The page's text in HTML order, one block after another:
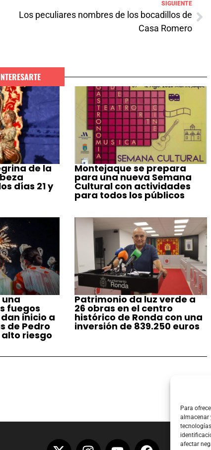
Para
almacenar
afectar
SIGUIENTE
Los peculiares nombres de los bocadillos de
Casa Romero
de la
días 21 y
Montejaque se prepara
para una nueva Semana
Cultural con actividades
para todos los públicos
una
fuegos
inicio a
de Pedro
riesgo
Patrimonio da luz verde a
26 obras en el centro
histórico de Ronda con una
inversión de 839.250 euros